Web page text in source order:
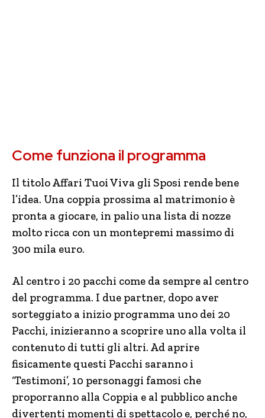
Come funziona il programma
Il titolo Affari Tuoi Viva gli Sposi rende bene
l’idea. Una coppia prossima al matrimonio è
pronta a giocare, in palio una lista di nozze
molto ricca con un montepremi massimo di
300 mila euro.
Al centro i 20 pacchi come da sempre al centro
del programma. I due partner, dopo aver
sorteggiato a inizio programma uno dei 20
Pacchi, inizieranno a scoprire uno alla volta il
contenuto di tutti gli altri. Ad aprire
fisicamente questi Pacchi saranno i
‘Testimoni’, 10 personaggi famosi che
proporranno alla Coppia e al pubblico anche
divertenti momenti di spettacolo e, perché no,